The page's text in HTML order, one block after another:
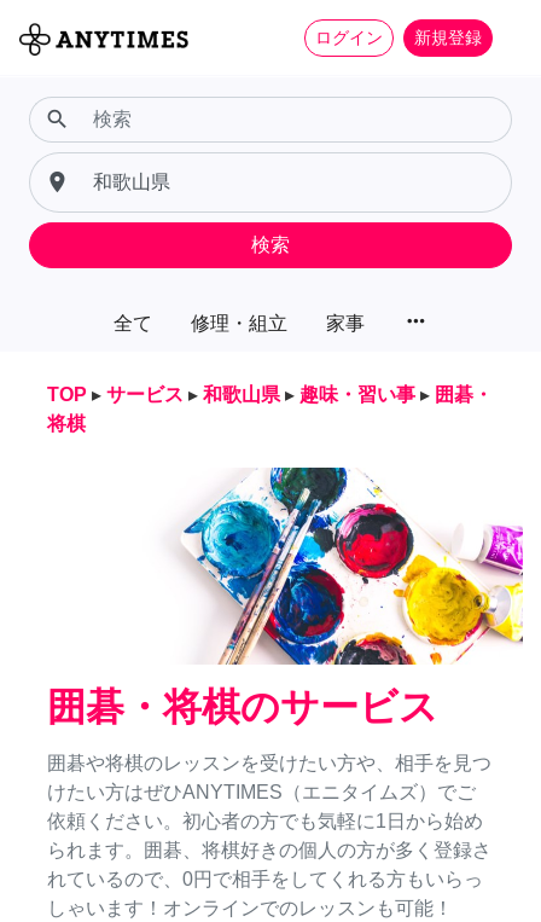
ログイン 新規登録
全て 修理・組立 家事 more_horiz
search
place
検索
TOP ▸ サービス ▸ 和歌山県 ▸ 趣味・習い事 ▸ 囲碁・
将棋
囲碁・将棋のサービス
囲碁や将棋のレッスンを受けたい方や、相手を見つ
けたい方はぜひANYTIMES（エニタイムズ）でご
依頼ください。初心者の方でも気軽に1日から始め
られます。囲碁、将棋好きの個人の方が多く登録さ
れているので、0円で相手をしてくれる方もいらっ
しゃいます！オンラインでのレッスンも可能！